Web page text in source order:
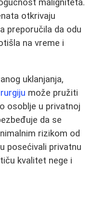
maligniteta.
otkrivaju
preporučila da odu
na vreme i
uklanjanja,
može pružiti
osoblje u privatnoj
da se
rizikom od
posećivali privatnu
kvalitet nege i